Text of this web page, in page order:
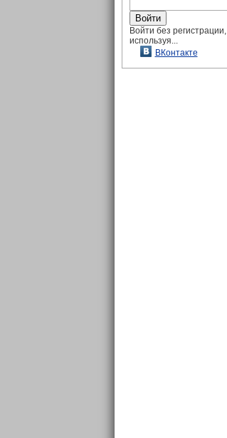
Войти без регистрации,
используя...
ВКонтакте